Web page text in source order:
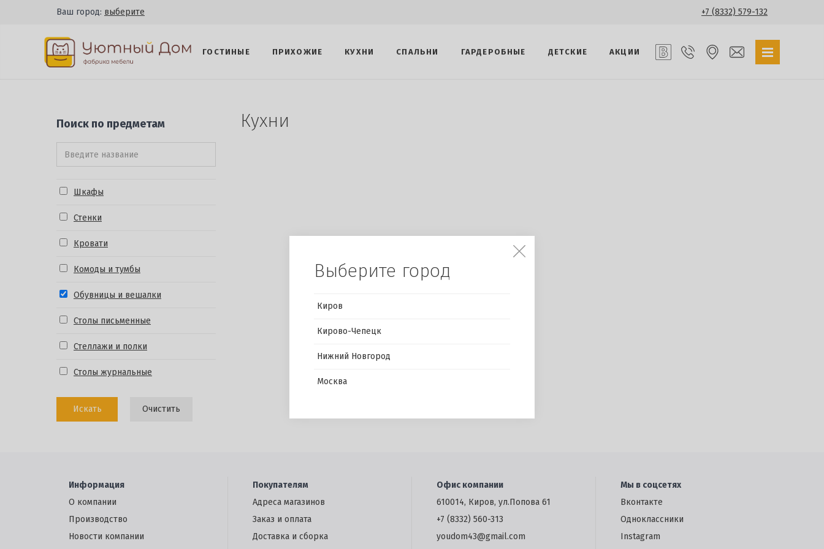
Ваш город: выберите +7 (8332) 579-132
ГОСТИНЫЕ ПРИХОЖИЕ КУХНИ СПАЛЬНИ ГАРДЕРОБНЫЕ ДЕТСКИЕ АКЦИИ
Поиск по предметам
Шкафы
Стенки
Кровати
Комоды и тумбы
Обувницы и вешалки
Столы письменные
Стеллажи и полки
Столы журнальные
Искать Очистить
Кухни
Информация
О компании
Производство
Новости компании
Покупателям
Адреса магазинов
Заказ и оплата
Доставка и сборка
Офис компании
610014, Киров, ул.Попова 61
+7 (8332) 560-313
youdom43@gmail.com
Мы в соцсетях
Вконтакте
Одноклассники
Instagram
Выберите город
Киров
Кирово-Чепецк
Нижний Новгород
Москва